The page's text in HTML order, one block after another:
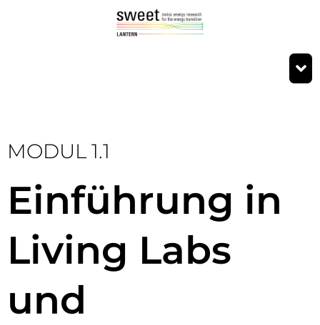
MODUL 1.1
Einführung in
Living Labs
und